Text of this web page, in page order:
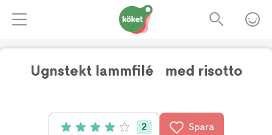
Ugnstekt lammfilé med risotto
Betyg: 4 av 5 (2 röster)
2 Spara